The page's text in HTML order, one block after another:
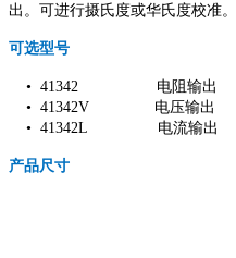
出。可进行摄氏度或华氏度校准。
可选型号
• 41342 电阻输出
• 41342V 电压输出
• 41342L 电流输出
产品尺寸